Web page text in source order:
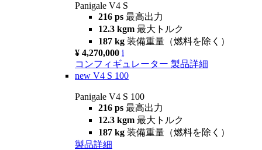
Panigale V4 S
216 ps 最高出力
12.3 kgm 最大トルク
187 kg 装備重量（燃料を除く）
¥ 4,270,000 i
コンフィギュレーター 製品詳細
new V4 S 100
Panigale V4 S 100
216 ps 最高出力
12.3 kgm 最大トルク
187 kg 装備重量（燃料を除く）
製品詳細